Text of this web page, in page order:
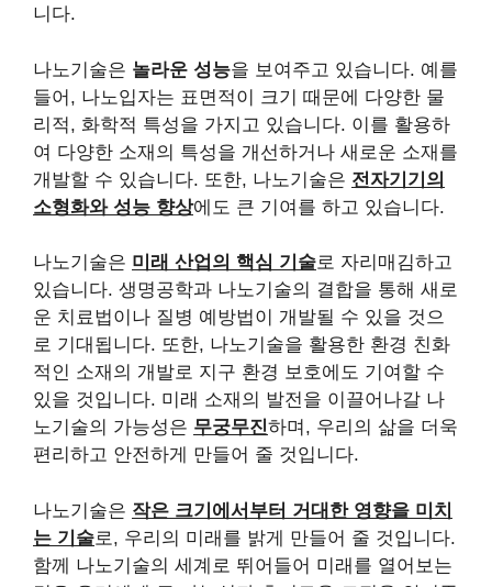
니다.
나노기술은 놀라운 성능을 보여주고 있습니다. 예를
들어, 나노입자는 표면적이 크기 때문에 다양한 물
리적, 화학적 특성을 가지고 있습니다. 이를 활용하
여 다양한 소재의 특성을 개선하거나 새로운 소재를
개발할 수 있습니다. 또한, 나노기술은 전자기기의
소형화와 성능 향상에도 큰 기여를 하고 있습니다.
나노기술은 미래 산업의 핵심 기술로 자리매김하고
있습니다. 생명공학과 나노기술의 결합을 통해 새로
운 치료법이나 질병 예방법이 개발될 수 있을 것으
로 기대됩니다. 또한, 나노기술을 활용한 환경 친화
적인 소재의 개발로 지구 환경 보호에도 기여할 수
있을 것입니다. 미래 소재의 발전을 이끌어나갈 나
노기술의 가능성은 무궁무진하며, 우리의 삶을 더욱
편리하고 안전하게 만들어 줄 것입니다.
나노기술은 작은 크기에서부터 거대한 영향을 미치
는 기술로, 우리의 미래를 밝게 만들어 줄 것입니다.
함께 나노기술의 세계로 뛰어들어 미래를 열어보는